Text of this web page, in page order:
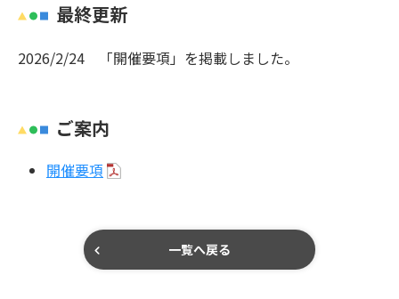
最終更新
2026/2/24 「開催要項」を掲載しました。
ご案内
開催要項
一覧へ戻る